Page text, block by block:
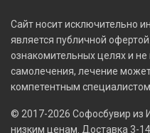
Сайт носит исключительно
является публичной
ознакомительных целях и
самолечения, лечение
компетентным специалистом.
© 2017-2026 Софосбувир из
низким ценам. Доставка 3-14